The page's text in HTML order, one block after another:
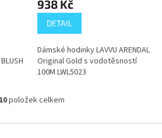
938 Kč
DETAIL
Dámské hodinky LAVVU ARENDAL
Original Gold s vodotěsností
100M LWL5023
O
l
10položek celkem